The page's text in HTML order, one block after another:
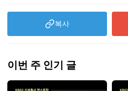
복사
이번 주 인기 글